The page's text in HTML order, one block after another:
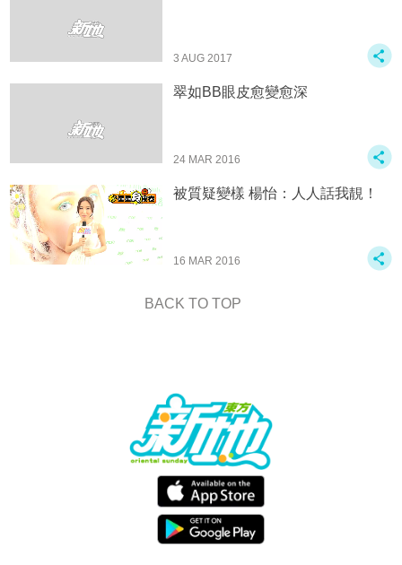
3 AUG 2017
翠如BB眼皮愈變愈深
24 MAR 2016
被質疑變樣 楊怡：人人話我靚！
16 MAR 2016
BACK TO TOP